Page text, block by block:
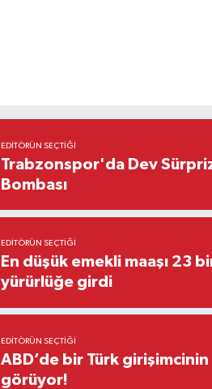
EDITÖRÜN SEÇTIĞI
Trabzonspor'da Dev
Bombası
EDITÖRÜN SEÇTIĞI
En düşük emekli maaşı 23
yürürlüğe girdi
EDITÖRÜN SEÇTIĞI
ABD’de bir Türk
görüyor!